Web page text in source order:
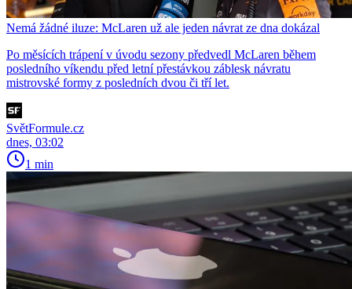
Nemá žádné iluze: McLaren už ale jeden návrat ze dna dokázal
Po měsících trápení v úvodu sezony předvedl McLaren během
posledního víkendu před letní přestávkou záblesk návratu
mistrovské formy z posledních dvou či tří let.
SvětFormule.cz
dnes, 03:02
1 min